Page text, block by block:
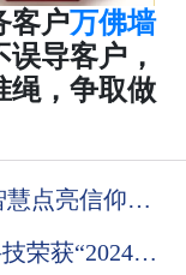
客户万佛墙
导客户，
绳，争取做
点亮信仰之
荣获“2024国